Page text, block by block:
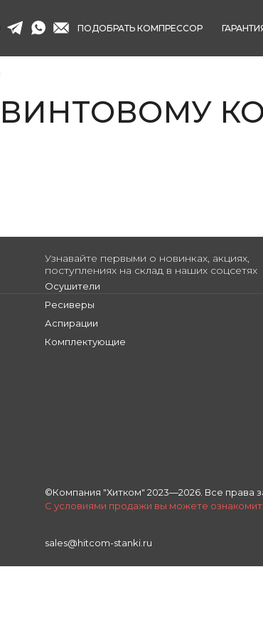
ПОДОБРАТЬ КОМПРЕССОР
©Компания "Хитком" 2023—2026. Все права
С условиями продажи вы можете
sales@hitcom-stanki.ru
Узнавайте первыми о новинках, акциях,
поступлениях на склад в наших соцсетях
Осушители
Ресиверы
Аспирации
Комплектующие